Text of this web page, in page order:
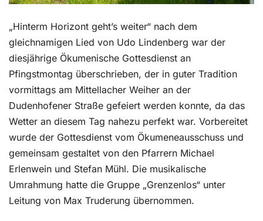
„Hinterm Horizont geht’s weiter“ nach dem
gleichnamigen Lied von Udo Lindenberg war der
diesjährige Ökumenische Gottesdienst an
Pfingstmontag überschrieben, der in guter Tradition
vormittags am Mittellacher Weiher an der
Dudenhofener Straße gefeiert werden konnte, da das
Wetter an diesem Tag nahezu perfekt war. Vorbereitet
wurde der Gottesdienst vom Ökumeneausschuss und
gemeinsam gestaltet von den Pfarrern Michael
Erlenwein und Stefan Mühl. Die musikalische
Umrahmung hatte die Gruppe „Grenzenlos“ unter
Leitung von Max Truderung übernommen.